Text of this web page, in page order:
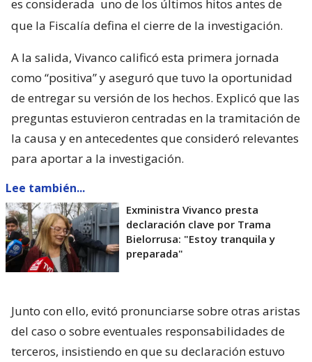
es considerada uno de los últimos hitos antes de
que la Fiscalía defina el cierre de la investigación.
A la salida, Vivanco calificó esta primera jornada
como “positiva” y aseguró que tuvo la oportunidad
de entregar su versión de los hechos. Explicó que las
preguntas estuvieron centradas en la tramitación de
la causa y en antecedentes que consideró relevantes
para aportar a la investigación.
Lee también...
Exministra Vivanco presta
declaración clave por Trama
Bielorrusa: "Estoy tranquila y
preparada"
Junto con ello, evitó pronunciarse sobre otras aristas
del caso o sobre eventuales responsabilidades de
terceros, insistiendo en que su declaración estuvo